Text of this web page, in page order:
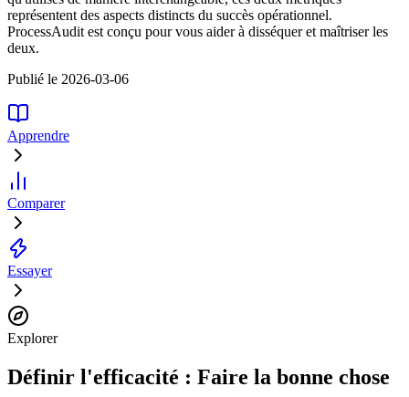
représentent des aspects distincts du succès opérationnel.
ProcessAudit est conçu pour vous aider à disséquer et maîtriser les
deux.
Publié le 2026-03-06
Apprendre
Comparer
Essayer
Explorer
Définir l'efficacité : Faire la bonne chose